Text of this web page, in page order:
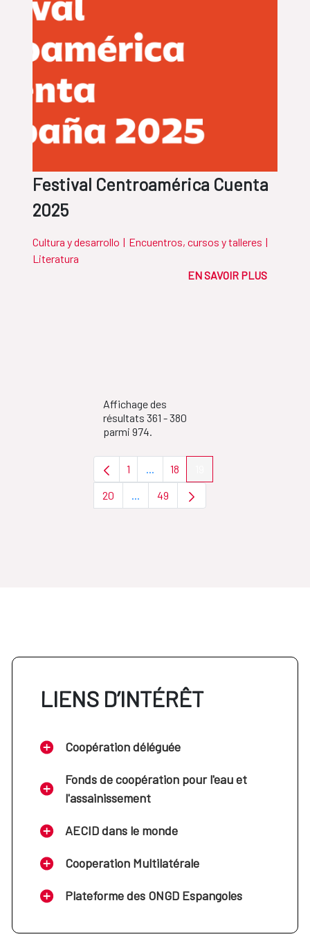
Festival Centroamérica Cuenta
2025
Cultura y desarrollo | Encuentros, cursos y talleres |
Literatura
EN SAVOIR PLUS
Affichage des
résultats 361 - 380
parmi 974.
Page
1 ...Pages intermédiaires Utilisez TAB
Page
18
Page
20 ...Pages intermédiaires Utilisez TAB
Page
49
LIENS D’INTÉRÊT
Coopération déléguée
Fonds de coopération pour l'eau et
l'assainissement
AECID dans le monde
Cooperation Multilatérale
Plateforme des ONGD Espangoles